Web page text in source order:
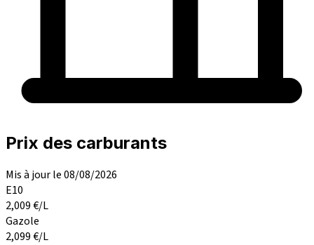
Prix des carburants
Mis à jour le 08/08/2026
E10
2,009€/L
Gazole
2,099€/L